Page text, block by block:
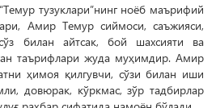
тузуклари”нинг ноёб маърифий
Амир Темур сиймоси, саъжияси,
билан айтсак, бой шахсияти ва
таърифлари жуда муҳимдир. Амир
ҳимоя қилгувчи, сўзи билан иши
довюрак, кўркмас, зўр тадбирлар